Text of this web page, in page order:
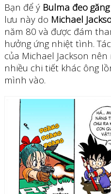
Bạn để ýBulma đeo
lưu này do Michael
năm 80 và được đám
hưởng ứng nhiệt tình.
của Michael Jackson
nhiều chi tiết khác ông
mình vào.